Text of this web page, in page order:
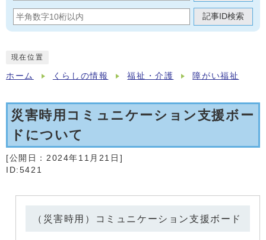
記事ID検索
現在位置
ホーム くらしの情報 福祉・介護 障がい福祉
災害時用コミュニケーション支援ボー
ドについて
[公開日： 2024年11月21日 ]
ID:5421
（災害時用）コミュニケーション支援ボード